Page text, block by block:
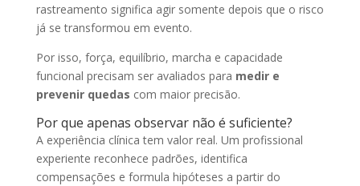
rastreamento significa agir somente depois que o risco
já se transformou em evento.
Por isso, força, equilíbrio, marcha e capacidade
funcional precisam ser avaliados para medir e
prevenir quedas com maior precisão.
Por que apenas observar não é suficiente?
A experiência clínica tem valor real. Um profissional
experiente reconhece padrões, identifica
compensações e formula hipóteses a partir do